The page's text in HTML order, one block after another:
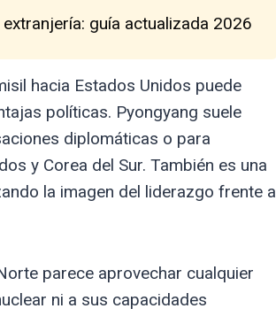
guía actualizada 2026
hacia Estados Unidos puede
políticas. Pyongyang suele
diplomáticas o para
y Corea del Sur. También es una
la imagen del liderazgo frente a
parece aprovechar cualquier
ni a sus capacidades